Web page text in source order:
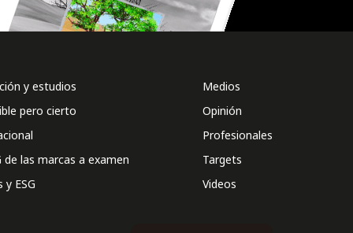
y estudios
pero cierto
de las marcas a examen
y ESG
Medios
Opinión
Profesionales
Targets
Videos